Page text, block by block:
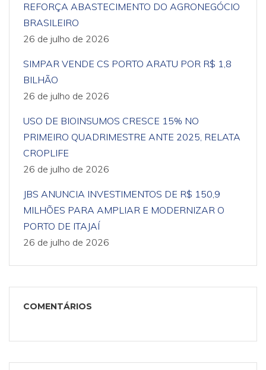
REFORÇA ABASTECIMENTO DO AGRONEGÓCIO
BRASILEIRO
26 de julho de 2026
SIMPAR VENDE CS PORTO ARATU POR R$ 1,8
BILHÃO
26 de julho de 2026
USO DE BIOINSUMOS CRESCE 15% NO
PRIMEIRO QUADRIMESTRE ANTE 2025, RELATA
CROPLIFE
26 de julho de 2026
JBS ANUNCIA INVESTIMENTOS DE R$ 150,9
MILHÕES PARA AMPLIAR E MODERNIZAR O
PORTO DE ITAJAÍ
26 de julho de 2026
COMENTÁRIOS